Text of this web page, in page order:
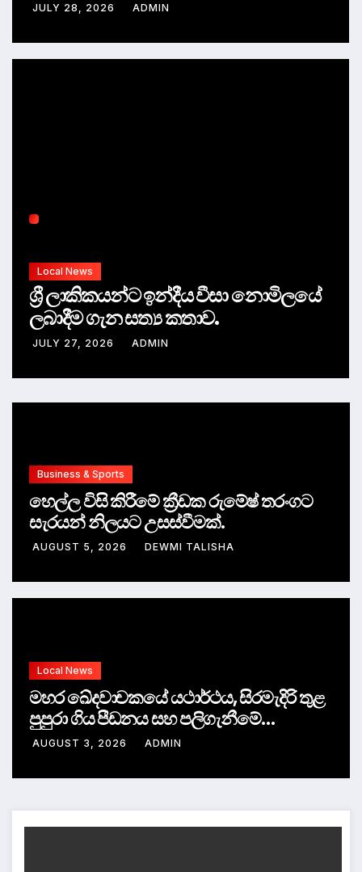
JULY 28, 2026 ADMIN
Local News
ශ්‍රී ලාකිකයන්ට ඉන්දීය වීසා නොමිලයේ
ලබාදීම ගැන සත්‍ය කතාව.
JULY 27, 2026 ADMIN
Business & Sports
හෙල්ල විසි කිරීමේ ක්‍රීඩක රුමේෂ් තරංගට
සැරයන් නිලයට උසස්වීමක්.
AUGUST 5, 2026 DEWMI TALISHA
Local News
මහර ඛේදවාචකයේ යථාර්ථය, සිරමැදිරි තුළ
පුපුරා ගිය පීඩනය සහ පලිගැනීමේ
දේශපාලනය
AUGUST 3, 2026 ADMIN